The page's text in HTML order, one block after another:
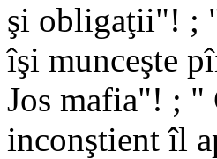
şi obligaţii"! ;
îşi munceşte
Jos mafia"! ; "
inconştient îl